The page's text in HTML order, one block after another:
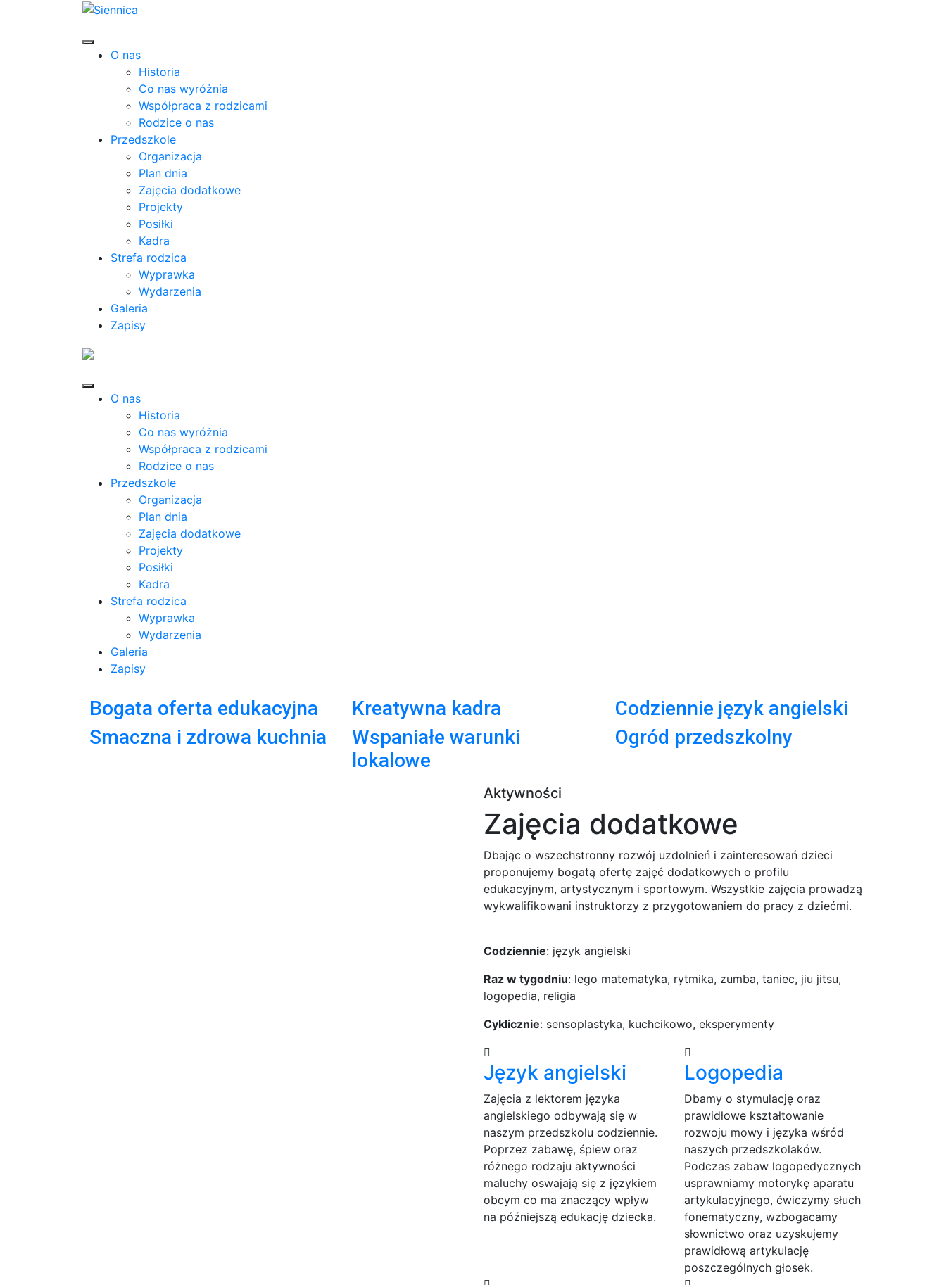
O nas
Historia
Co nas wyróżnia
Współpraca z rodzicami
Rodzice o nas
Przedszkole
Organizacja
Plan dnia
Zajęcia dodatkowe
Projekty
Posiłki
Kadra
Strefa rodzica
Wyprawka
Wydarzenia
Galeria
Zapisy
O nas
Historia
Co nas wyróżnia
Współpraca z rodzicami
Rodzice o nas
Przedszkole
Organizacja
Plan dnia
Zajęcia dodatkowe
Projekty
Posiłki
Kadra
Strefa rodzica
Wyprawka
Wydarzenia
Galeria
Zapisy
Bogata oferta edukacyjna Kreatywna kadra
Codziennie język angielski
Smaczna i zdrowa kuchnia
Wspaniałe warunki
lokalowe
Ogród przedszkolny
Aktywności
Zajęcia dodatkowe
Dbając o wszechstronny rozwój uzdolnień i zainteresowań dzieci
proponujemy bogatą ofertę zajęć dodatkowych o profilu
edukacyjnym, artystycznym i sportowym. Wszystkie zajęcia prowadzą
wykwalifikowani instruktorzy z przygotowaniem do pracy z dziećmi.
Codziennie: język angielski
Raz w tygodniu: lego matematyka, rytmika, zumba, taniec, jiu jitsu,
logopedia, religia
Cyklicznie: sensoplastyka, kuchcikowo, eksperymenty
Język angielski
Zajęcia z lektorem języka
angielskiego odbywają się w
naszym przedszkolu codziennie.
Poprzez zabawę, śpiew oraz
różnego rodzaju aktywności
maluchy oswajają się z językiem
obcym co ma znaczący wpływ
na późniejszą edukację dziecka.
Logopedia
Dbamy o stymulację oraz
prawidłowe kształtowanie
rozwoju mowy i języka wśród
naszych przedszkolaków.
Podczas zabaw logopedycznych
usprawniamy motorykę aparatu
artykulacyjnego, ćwiczymy słuch
fonematyczny, wzbogacamy
słownictwo oraz uzyskujemy
prawidłową artykulację
poszczególnych głosek.